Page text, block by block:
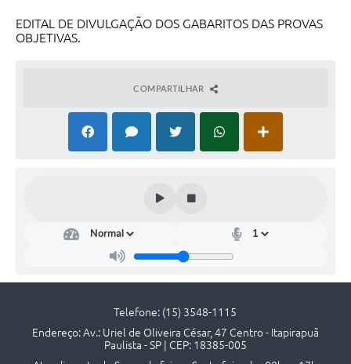
Editais
Telefones Úteis
Notícias
EDITAL DE DIVULGAÇÃO DOS GABARITOS DAS PROVAS
OBJETIVAS.
COMPARTILHAR
Telefone: (15) 3548-1115
Endereço: Av.: Uriel de Oliveira César, 47 Centro - Itapirapuã
Paulista - SP | CEP: 18385-005